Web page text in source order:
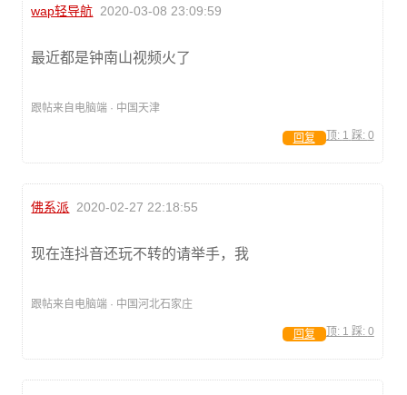
wap轻导航 2020-03-08 23:09:59
最近都是钟南山视频火了
跟帖来自电脑端 · 中国天津
顶: 1 踩: 0
回复
佛系派 2020-02-27 22:18:55
现在连抖音还玩不转的请举手，我
跟帖来自电脑端 · 中国河北石家庄
顶: 1 踩: 0
回复